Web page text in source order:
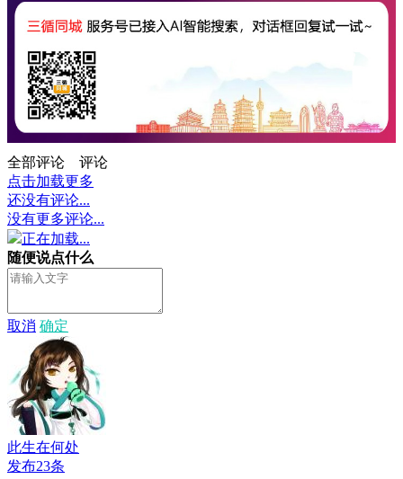
全部评论
评论
点击加载更多
还没有评论...
没有更多评论...
正在加载...
随便说点什么
取消 确定
此生在何处
发布23条